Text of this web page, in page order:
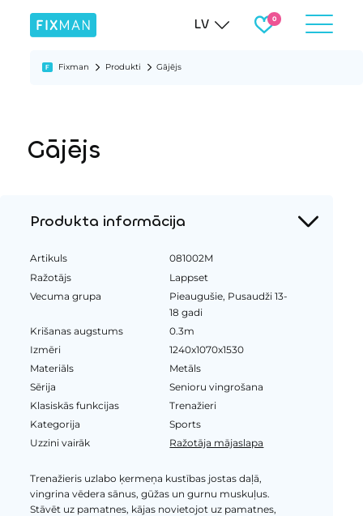
LV
Fixman Produkti Gājējs
Gājējs
Produkta informācija
Artikuls
081002M
Ražotājs
Lappset
Vecuma grupa
Pieaugušie, Pusaudži 13-
18 gadi
Krišanas augstums
0.3m
Izmēri
1240x1070x1530
Materiāls
Metāls
Sērija
Senioru vingrošana
Klasiskās funkcijas
Trenažieri
Kategorija
Sports
Uzzini vairāk
Ražotāja mājaslapa
Trenažieris uzlabo ķermeņa kustības jostas daļā,
vingrina vēdera sānus, gūžas un gurnu muskuļus.
Stāvēt uz pamatnes, kājas novietojot uz pamatnes,